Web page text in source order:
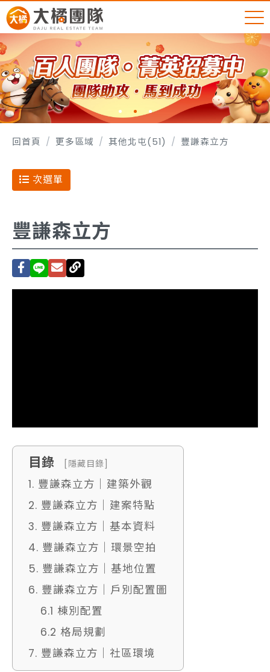
回首頁 更多區域 其他北屯(51) 豐謙森立方
次選單
豐謙森立方
目錄 [隱藏目錄]
1. 豐謙森立方｜建築外觀
2. 豐謙森立方｜建案特點
3. 豐謙森立方｜基本資料
4. 豐謙森立方｜環景空拍
5. 豐謙森立方｜基地位置
6. 豐謙森立方｜戶別配置圖
6.1 棟別配置
6.2 格局規劃
7. 豐謙森立方｜社區環境